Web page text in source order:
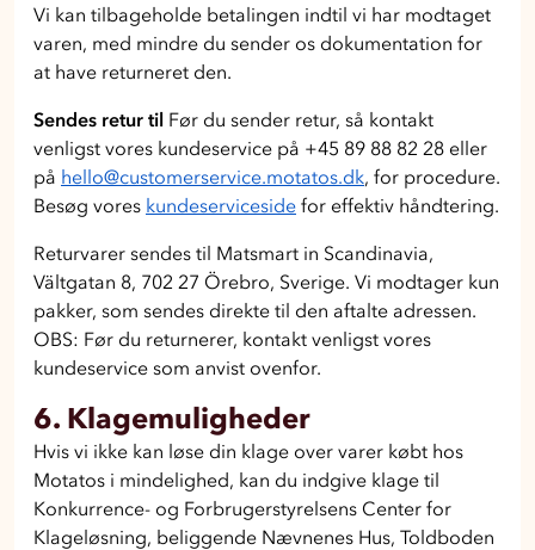
Vi kan tilbageholde betalingen indtil vi har modtaget
varen, med mindre du sender os dokumentation for
at have returneret den.
Sendes retur til Før du sender retur, så kontakt
venligst vores kundeservice på +45 89 88 82 28 eller
på hello@customerservice.motatos.dk, for procedure.
Besøg vores kundeserviceside for effektiv håndtering.
Returvarer sendes til Matsmart in Scandinavia,
Vältgatan 8, 702 27 Örebro, Sverige. Vi modtager kun
pakker, som sendes direkte til den aftalte adressen.
OBS: Før du returnerer, kontakt venligst vores
kundeservice som anvist ovenfor.
6. Klagemuligheder
Hvis vi ikke kan løse din klage over varer købt hos
Motatos i mindelighed, kan du indgive klage til
Konkurrence- og Forbrugerstyrelsens Center for
Klageløsning, beliggende Nævnenes Hus, Toldboden